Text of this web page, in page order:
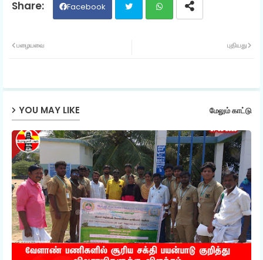
Facebook
ap
புதியது
பழையவை
YOU MAY LIKE மேலும் காட்டு